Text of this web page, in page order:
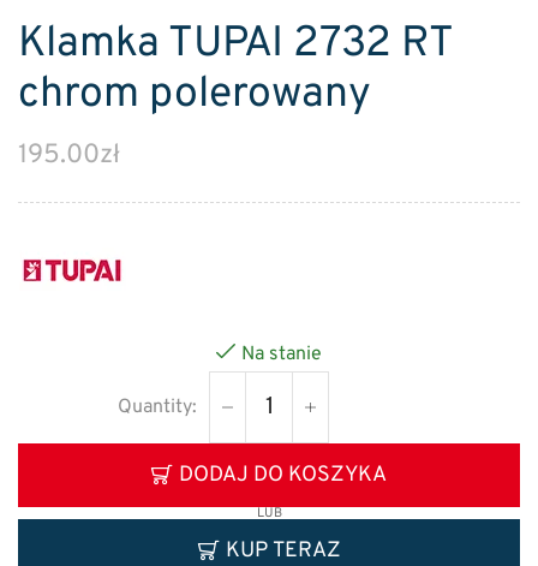
Klamka TUPAI 2732 RT
chrom polerowany
195.00zł
Na stanie
DODAJ DO KOSZYKA
LUB
KUP TERAZ